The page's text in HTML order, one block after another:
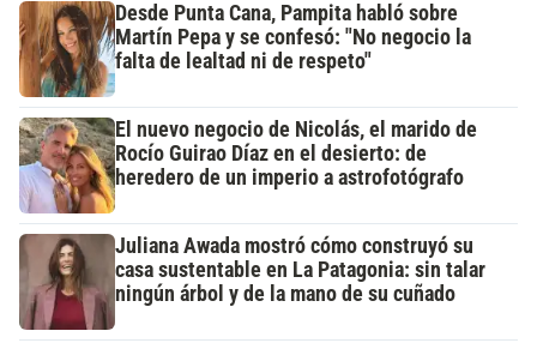
Desde Punta Cana, Pampita habló sobre
Martín Pepa y se confesó: "No negocio la
falta de lealtad ni de respeto"
El nuevo negocio de Nicolás, el marido de
Rocío Guirao Díaz en el desierto: de
heredero de un imperio a astrofotógrafo
Juliana Awada mostró cómo construyó su
casa sustentable en La Patagonia: sin talar
ningún árbol y de la mano de su cuñado